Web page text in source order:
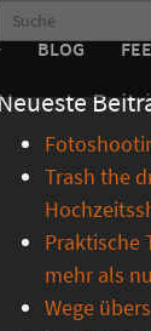
BLOG
Trash the
Praktische
mehr als
Wege